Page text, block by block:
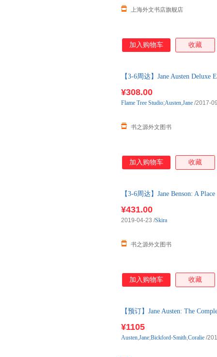
上海外文书店旗舰店
加入购物车 收藏
【3-6周达】Jane Austen
¥308.00
书之源外文图书
Flame Tree Studio;Austen,Jane /2017-
加入购物车 收藏
【3-6周达】Jane Benson: A
¥431.00
书之源外文图书
2019-04-23 /Skira
加入购物车 收藏
【预订】Jane Austen: The
¥1105
Austen,Jane;Bickford-Smith,Coralie /